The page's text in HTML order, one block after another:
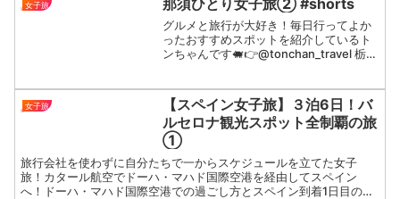
女子旅
グルメと旅行が大好き！毎日行ってよか
ったおすすめスポットを紹介しているト
ンちゃんです🐖👉​⁠@tonchan_travel 栃木
まんきつできて楽しかったホ...
女子旅
【スペイン女子旅】３泊6日！バ
ルセロナ観光スポット全制覇の旅
①
旅行会社を使わずに自分たちで一からスケジュールを立てた女子
旅！カタール航空でドーハ・マハド国際空港を経由してスペイン
へ！ドーハ・マハド国際空港での過ごし方とスペイン到着1日目の